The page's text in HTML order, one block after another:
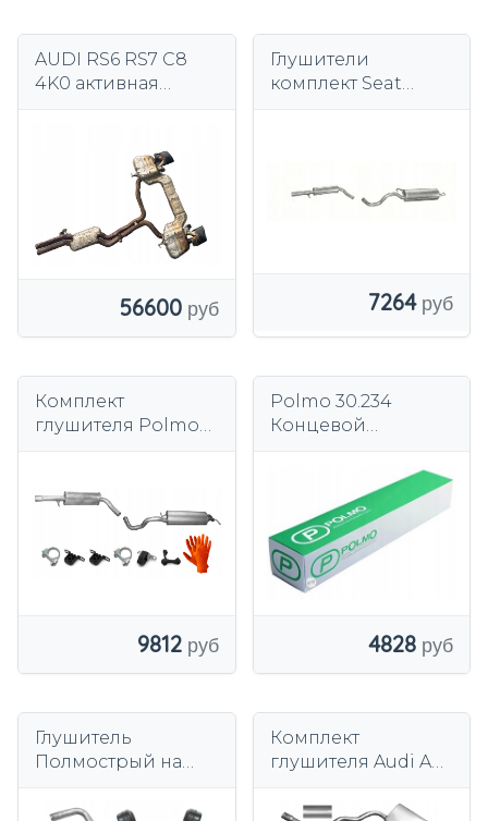
AUDI RS6 RS7 C8
4K0 активная
выхлопной
наконечник
56600
Глушители
комплект Seat
7264
Комплект
глушителя Polmo
9812
Polmo 30.234
Концевой
4828
Глушитель
Полмострый на
2003 гг. с
Комплект
глушителя Audi A4
SEDAN 2004 - 2009